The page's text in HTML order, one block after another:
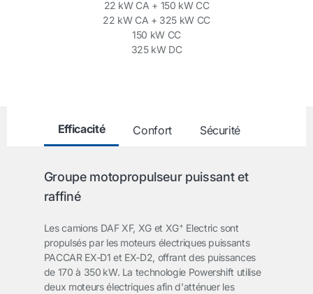
22 kW CA + 150 kW CC
22 kW CA + 325 kW CC
150 kW CC
325 kW DC
Efficacité Confort Sécurité
Groupe motopropulseur puissant et
raffiné
Les camions DAF XF, XG et XG+ Electric sont
propulsés par les moteurs électriques puissants
PACCAR EX‑D1 et EX‑D2, offrant des puissances
de 170 à 350 kW. La technologie Powershift utilise
deux moteurs électriques afin d'atténuer les